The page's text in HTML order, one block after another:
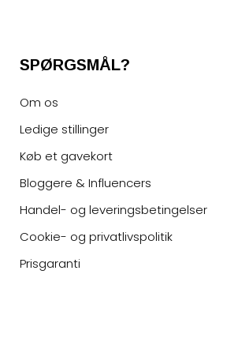
SPØRGSMÅL?
Om os
Ledige stillinger
Køb et gavekort
Bloggere & Influencers
Handel- og leveringsbetingelser
Cookie- og privatlivspolitik
Prisgaranti